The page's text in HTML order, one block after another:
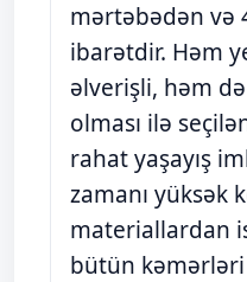
mərtəbədən və
ibarətdir. Həm
əlverişli, həm
olması ilə
rahat yaşayış
zamanı yüksək
materiallardan
bütün